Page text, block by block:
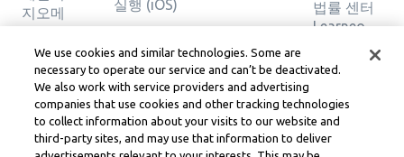
지오메
트리 계
산기
솔루션
확인
실행 (iOS)
법률 센터
Learneo
Symbolab, a Learneo, Inc. business
© Learneo, Inc. 2024
We use cookies and similar technologies. Some are
necessary to operate our service and can’t be deactivated.
We also work with service providers and advertising
companies that use cookies and other tracking technologies
to collect information about your visits to our website and
third-party sites, and may use that information to deliver